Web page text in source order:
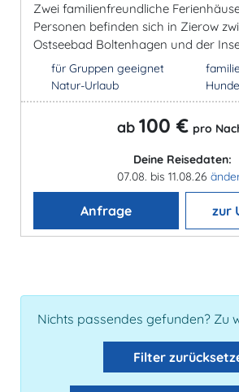
Zwei familienfreundliche
Personen befinden sich in Zierow
Ostseebad Boltenhagen und der
für Gruppen geeignet
Natur-Urlaub
ab 100 € pro
Deine Reisedaten:
07.08. bis 11.08.26
Anfrage zur
Nichts passendes gefunden? Zu
Filter